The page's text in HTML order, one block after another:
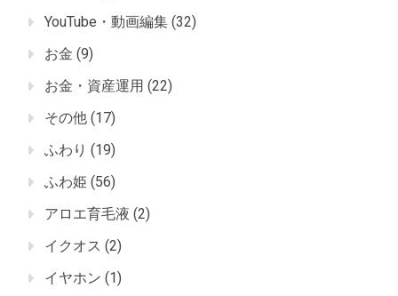
YouTube・動画編集 (32)
お金 (9)
お金・資産運用 (22)
その他 (17)
ふわり (19)
ふわ姫 (56)
アロエ育毛液 (2)
イクオス (2)
イヤホン (1)